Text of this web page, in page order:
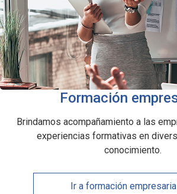
Formación
Brindamos acompañamiento a las
experiencias formativas en
conocimiento.
Ir a formación empresarial